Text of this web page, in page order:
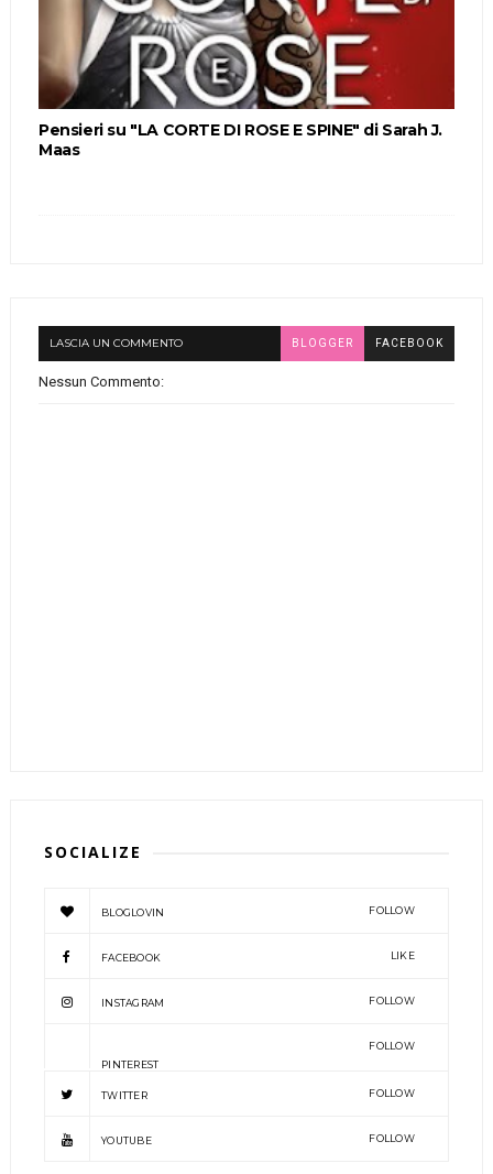
Pensieri su "LA CORTE DI ROSE E SPINE" di Sarah J.
Maas
LASCIA UN COMMENTO BLOGGER FACEBOOK
Nessun Commento:
SOCIALIZE
BLOGLOVIN FOLLOW
FACEBOOK LIKE
INSTAGRAM FOLLOW
PINTEREST
FOLLOW
TWITTER FOLLOW
YOUTUBE FOLLOW